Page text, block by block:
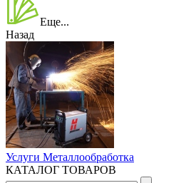
Еще...
Назад
Услуги Металлообработка
КАТАЛОГ ТОВАРОВ